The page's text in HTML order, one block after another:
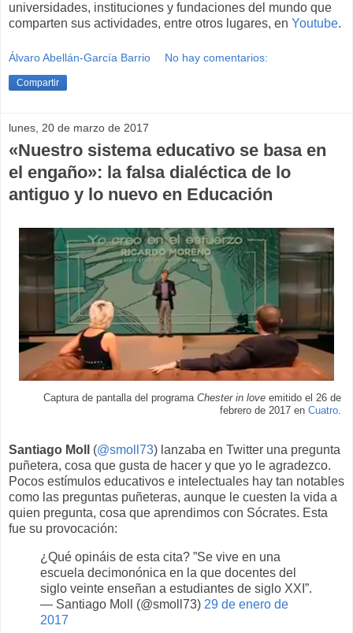
universidades, instituciones y fundaciones del mundo que
comparten sus actividades, entre otros lugares, en Youtube.
Álvaro Abellán-García Barrio No hay comentarios:
Compartir
lunes, 20 de marzo de 2017
«Nuestro sistema educativo se basa en
el engaño»: la falsa dialéctica de lo
antiguo y lo nuevo en Educación
Captura de pantalla del programa Chester in love emitido el 26 de
febrero de 2017 en Cuatro
Santiago Moll (@smoll73) lanzaba en Twitter una pregunta
puñetera, cosa que gusta de hacer y que yo le agradezco.
Pocos estímulos educativos e intelectuales hay tan notables
como las preguntas puñeteras, aunque le cuesten la vida a
quien pregunta, cosa que aprendimos con Sócrates. Esta
fue su provocación:
¿Qué opináis de esta cita? ”Se vive en una
escuela decimonónica en la que docentes del
siglo veinte enseñan a estudiantes de siglo XXI”.
— Santiago Moll (@smoll73) 29 de enero de
2017